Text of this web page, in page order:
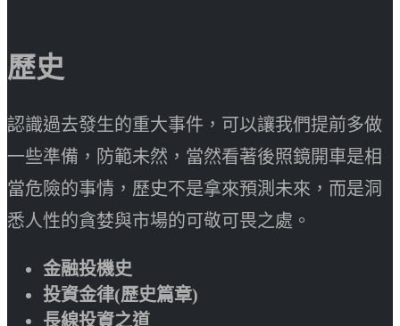
歷史
認識過去發生的重大事件，可以讓我們提前多做
一些準備，防範未然，當然看著後照鏡開車是相
當危險的事情，歷史不是拿來預測未來，而是洞
悉人性的貪婪與市場的可敬可畏之處。
金融投機史
投資金律(歷史篇章)
長線投資之道